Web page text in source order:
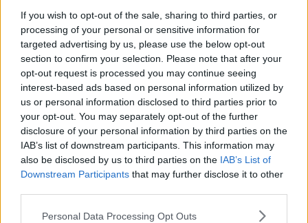
If you wish to opt-out of the sale, sharing to third parties, or
processing of your personal or sensitive information for
targeted advertising by us, please use the below opt-out
section to confirm your selection. Please note that after your
opt-out request is processed you may continue seeing
interest-based ads based on personal information utilized by
us or personal information disclosed to third parties prior to
your opt-out. You may separately opt-out of the further
disclosure of your personal information by third parties on the
IAB’s list of downstream participants. This information may
also be disclosed by us to third parties on the IAB’s List of
Downstream Participants that may further disclose it to other
Personal Data Processing Opt Outs
20 de rețete de salate de vară fără prelucrare termică
06.08.2026